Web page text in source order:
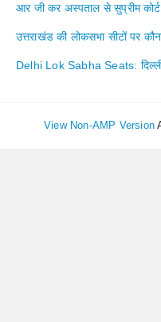
आर जी कर अस्पताल से सुप्रीम
उत्तराखंड की लोकसभा सीटों पर
Delhi Lok Sabha Seats:
View Non-AMP Version